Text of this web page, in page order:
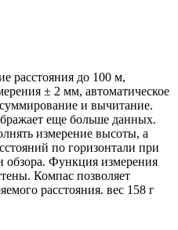
расстояния до 100 м,
± 2 мм, автоматическое
и вычитание.
еще больше данных.
измерение высоты, а
по горизонтали при
обзора. Функция измерения
Компас позволяет
расстояния. вес 158 г